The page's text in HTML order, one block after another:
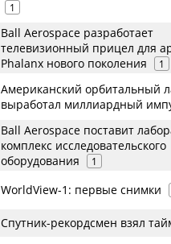
1
Ball Aerospace разработает
телевизионный прицел для
Phalanx нового поколения
1
Американский орбитальный
выработал миллиардный
Ball Aerospace поставит
комплекс исследовательского
оборудования
1
WorldView-1: первые снимки
Спутник-рекордсмен взял